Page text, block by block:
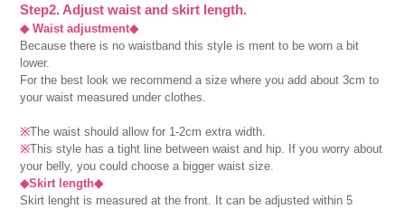
Step2. Adjust waist and skirt length.
◆ Waist adjustment◆
Because there is no waistband this style is ment to be worn a bit
lower.
For the best look we recommend a size where you add about 3cm to
your waist measured under clothes.
※The waist should allow for 1-2cm extra width.
※This style has a tight line between waist and hip. If you worry about
your belly, you could choose a bigger waist size.
◆Skirt length◆
Skirt lenght is measured at the front. It can be adjusted within 5